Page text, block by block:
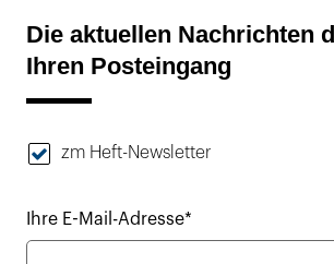
Die aktuellen Nachrichten
Ihren Posteingang
zm Heft-Newsletter
Ihre E-Mail-Adresse*